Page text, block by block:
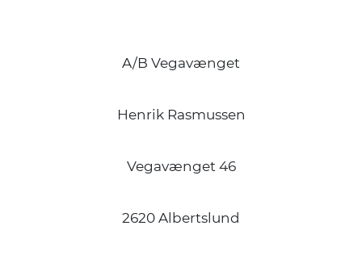
A/B Vegavænget
Henrik Rasmussen
Vegavænget 46
2620 Albertslund